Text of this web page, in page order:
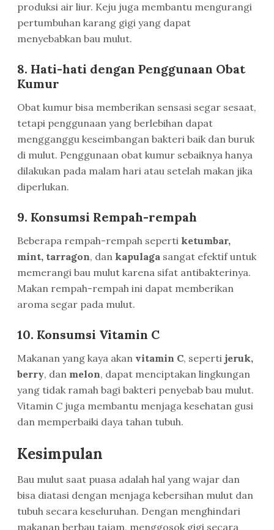
produksi air liur. Keju juga membantu mengurangi
pertumbuhan karang gigi yang dapat
menyebabkan bau mulut.
8. Hati-hati dengan Penggunaan Obat
Kumur
Obat kumur bisa memberikan sensasi segar sesaat,
tetapi penggunaan yang berlebihan dapat
mengganggu keseimbangan bakteri baik dan buruk
di mulut. Penggunaan obat kumur sebaiknya hanya
dilakukan pada malam hari atau setelah makan jika
diperlukan.
9. Konsumsi Rempah-rempah
Beberapa rempah-rempah seperti ketumbar,
mint, tarragon, dan kapulaga sangat efektif untuk
memerangi bau mulut karena sifat antibakterinya.
Makan rempah-rempah ini dapat memberikan
aroma segar pada mulut.
10. Konsumsi Vitamin C
Makanan yang kaya akan vitamin C, seperti jeruk,
berry, dan melon, dapat menciptakan lingkungan
yang tidak ramah bagi bakteri penyebab bau mulut.
Vitamin C juga membantu menjaga kesehatan gusi
dan memperbaiki daya tahan tubuh.
Kesimpulan
Bau mulut saat puasa adalah hal yang wajar dan
bisa diatasi dengan menjaga kebersihan mulut dan
tubuh secara keseluruhan. Dengan menghindari
makanan berbau tajam, menggosok gigi secara